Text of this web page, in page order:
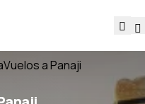
Vuelos a Panaji